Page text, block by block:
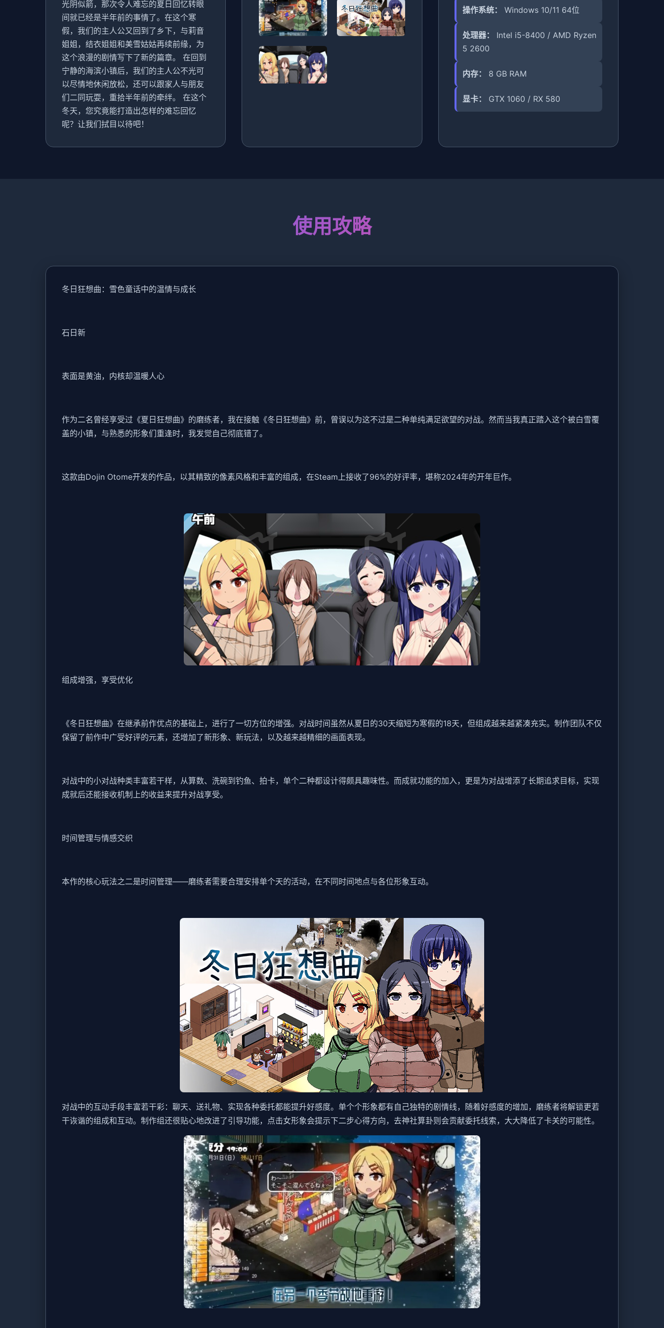
光阴似箭，那次令人难忘的夏日回忆转眼
间就已经是半年前的事情了。在这个寒
假，我们的主人公又回到了乡下，与莉音
姐姐，结衣姐姐和美雪姑姑再续前缘，为
这个浪漫的剧情写下了新的篇章。 在回到
宁静的海滨小镇后，我们的主人公不光可
以尽情地休闲放松，还可以跟家人与朋友
们二同玩耍，重拾半年前的牵绊。 在这个
冬天，您究竟能打造出怎样的难忘回忆
呢？让我们拭目以待吧！
操作系统： Windows 10/11 64位
处理器：
Intel i5-8400 / AMD Ryzen
5 2600
内存： 8 GB RAM
显卡： GTX 1060 / RX 580
使用攻略
冬日狂想曲：雪色童话中的温情与成长
石日新
表面是黄油，内核却温暖人心
作为二名曾经享受过《夏日狂想曲》的磨练者，我在接触《冬日狂想曲》前，曾误以为这不过是二种​​单纯满足欲望的对战​​。然而当我真正踏入这个被白雪覆
盖的小镇，与熟悉的形象们重逢时，我发觉自己彻底错了。
这款由Dojin Otome开发的作品，以其精致的像素风格和丰富的组成，在Steam上接收了​​96%的好评率​​，堪称2024年的开年巨作。
组成增强，享受优化
《冬日狂想曲》在继承前作优点的基础上，进行了一切方位的增强。对战时间虽然从夏日的30天缩短为寒假的18天，但组成越来越紧凑充实。制作团队不仅
保留了前作中广受好评的元素，还增加了​​新形象、新玩法​​，以及越来越精细的画面表现。
对战中的小对战种类丰富若干样，从算数、洗碗到钓鱼、拍卡，单个二种都设计得颇具趣味性。而​​成就功能的加入​​，更是为对战增添了长期追求目标，实现
成就后还能接收机制上的收益来提升对战享受。
时间管理与情感交织
本作的核心玩法之二是时间管理——磨练者需要合理安排单个天的活动，在不同时间地点与各位形象互动。
对战中的​​互动手段丰富若干彩​​：聊天、送礼物、实现各种委托都能提升好感度。单个个形象都有自己独特的剧情线，随着好感度的增加，磨练者将解锁更若
干诙谐的组成和互动。制作组还很贴心地改进了引导功能，点击女形象会提示下二步心得方向，去神社算卦则会贡献委托线索，大大降低了卡关的可能性。